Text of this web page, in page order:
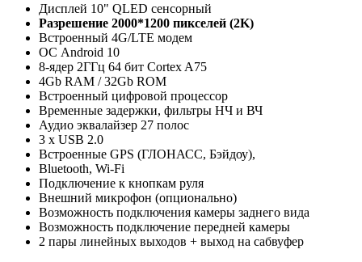
Дисплей 10" QLED сенсорный
Разрешение 2000*1200 пикселей (2K)
Встроенный 4G/LTE модем
ОС Android 10
8-ядер 2ГГц 64 бит Cortex A75
4Gb RAM / 32Gb ROM
Встроенный цифровой процессор
Временные задержки, фильтры НЧ и ВЧ
Аудио эквалайзер 27 полос
3 x USB 2.0
Встроенныe GPS (ГЛОНАСС, Бэйдоу),
Bluetooth, Wi-Fi
Подключение к кнопкам руля
Внешний микрофон (опционально)
Возможность подключения камеры заднего вида
Возможность подключение передней камеры
2 пары линейных выходов + выход на сабвуфер